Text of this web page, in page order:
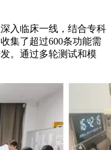
入临床一线，结合专科
集了超过600条功能需
。通过多轮测试和模